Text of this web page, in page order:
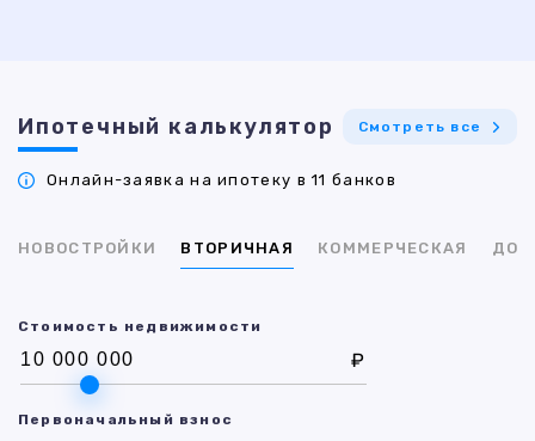
Ипотечный калькулятор Смотреть все
Онлайн-заявка на ипотеку в 11 банков
НОВОСТРОЙКИ ВТОРИЧНАЯ КОММЕРЧЕСКАЯ ДОМ
Стоимость недвижимости
₽
Первоначальный взнос